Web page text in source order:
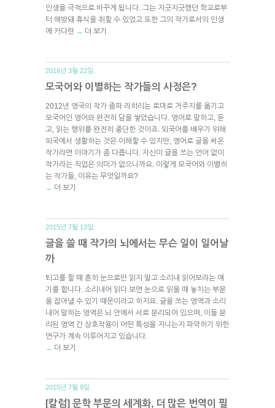
인생을 극적으로 바꾸게 됩니다. 그는 지긋지긋했던 학교로부
터 해방돼 휴식을 취할 수 있었고 또한 그의 작가로서의 인생
에 커다란 → 더 보기
2016년 3월 22일.
모국어와 이별하는 작가들의 사정은?
2012년 영국의 작가 줌파 라히리는 로마로 거주지를 옮기고
모국어인 영어와 완전히 담을 쌓았습니다. 영어로 말하고, 듣
고, 읽는 행위를 완전히 중단한 것이죠. 외국어를 배우기 위해
외국에서 생활하는 것은 이해할 수 있지만, 영어로 글을 써온
작가라면 이야기가 좀 다릅니다. 자신이 글을 쓰는 언어 없이
작가라는 직업은 의미가 없으니까요. 이렇게 모국어와 이별하
는 작가들, 이유는 무엇일까요?
→ 더 보기
2015년 7월 13일.
글을 쓸 때 작가의 뇌에서는 무슨 일이 일어날
까
퇴고를 할 때 흔히 눈으로만 읽지 말고 소리내 읽어보라는 얘
기를 합니다. 소리내어 읽다 보면 눈으로 읽을 때 놓치는 부분
을 잡아낼 수 있기 때문이라고 하지요. 글을 쓰는 영역과 소리
내어 말하는 영역은 뇌 안에서 서로 분리되어 있으며, 이들 분
리된 영역 간 상호작용이 어떤 특성을 지니는지 파악하기 위한
연구가 계속 이루어지고 있습니다.
→ 더 보기
2015년 7월 9일.
[칼럼] 문학 부문의 세계화, 더 많은 번역이 필